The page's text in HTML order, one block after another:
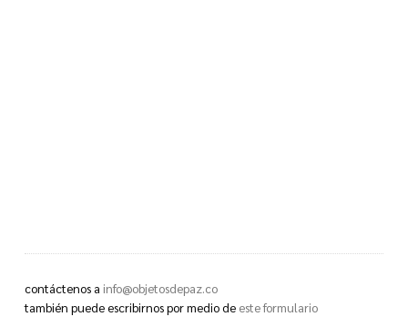
contáctenos a info@objetosdepaz.co
también puede escribirnos por medio de este formulario